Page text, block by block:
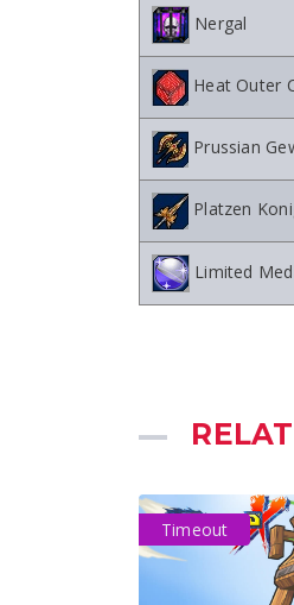
Nergal
Heat Outer
Prussian
Platzen
Limited
Timeout